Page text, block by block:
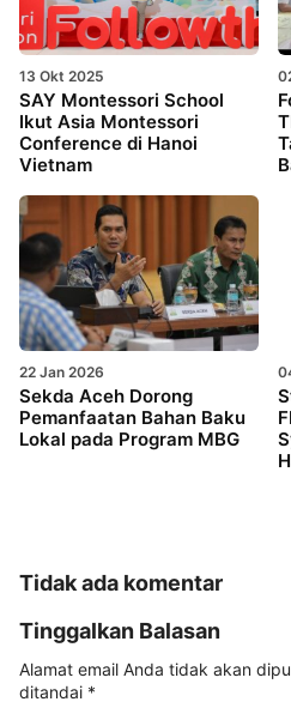
13 Okt 2025
SAY Montessori School
Ikut Asia Montessori
Conference di Hanoi
Vietnam
22 Jan 2026
Sekda Aceh Dorong
Pemanfaatan Bahan Baku
Lokal pada Program MBG
Tidak ada komentar
Tinggalkan Balasan
Alamat email Anda tidak akan
ditandai *